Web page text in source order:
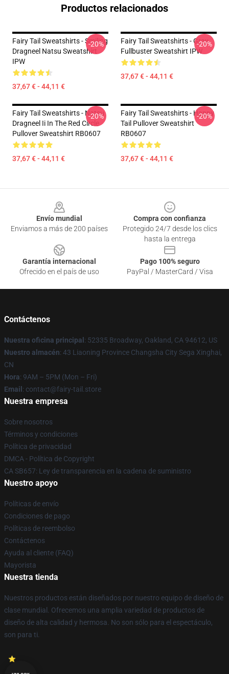
Productos relacionados
Fairy Tail Sweatshirts - Smiling
Dragneel Natsu Sweatshirt
IPW
37,67 € - 44,11 €
-20%
Fairy Tail Sweatshirts - Gray
Fullbuster Sweatshirt IPW
37,67 € - 44,11 €
-20%
Fairy Tail Sweatshirts - Natsu
Dragneel Ii In The Red Circle
Pullover Sweatshirt RB0607
37,67 € - 44,11 €
-20%
Fairy Tail Sweatshirts - Happy
Tail Pullover Sweatshirt
RB0607
37,67 € - 44,11 €
-20%
Envío mundial
Enviamos a más de 200 países
Compra con confianza
Protegido 24/7 desde los clics
hasta la entrega
Garantía internacional
Ofrecido en el país de uso
Pago 100% seguro
PayPal / MasterCard / Visa
Contáctenos
Nuestra oficina principal : 52335 Broadway, Oakland, CA 94612, US
Nuestro almacén: 43 Liaoning Province Changsha City Sega Xinghai,
CN
Hora: 9AM – 5PM (Mon – Fri)
Email : contact@fairy-tail.store
Nuestra empresa
Sobre nosotros
Términos y condiciones
Política de privacidad
DMCA - Política de Copyright
CA SB657: Ley de transparencia en la cadena de suministro
Nuestro apoyo
Políticas de envío
Condiciones de pago
Políticas de reembolso
Contáctenos
Ayuda al cliente (FAQ)
Mayorista
Nuestra tienda
Nuestros productos están diseñados por nuestro equipo de diseño de
clase mundial. Ofrecemos una amplia variedad de productos de
diseño de alta calidad y hermosa. No son sólo para el espectáculo,
son para ti.